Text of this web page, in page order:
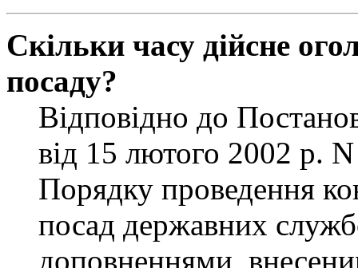
Скільки часу дійсне
посаду?
Відповідно до
від 15 лютого 2002 р.
Порядку проведення
посад державних
доповненнями,